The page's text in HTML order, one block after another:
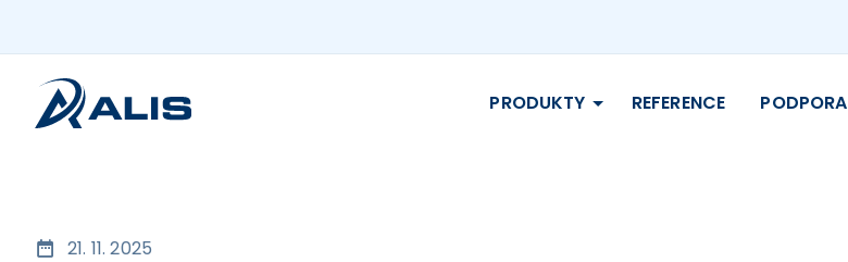
PRODUKTY REFERENCE PODPORA
21. 11. 2025